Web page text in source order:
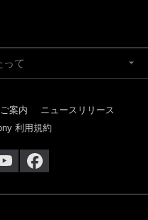
って
案内
ニュースリリース
利用規約